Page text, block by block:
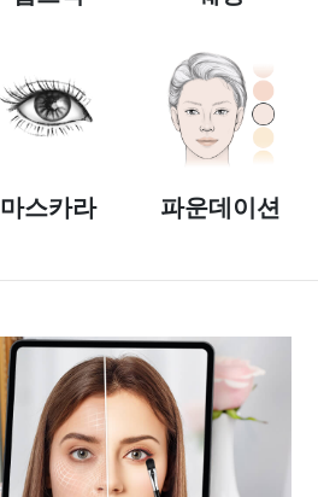
마스카라 파운데이션